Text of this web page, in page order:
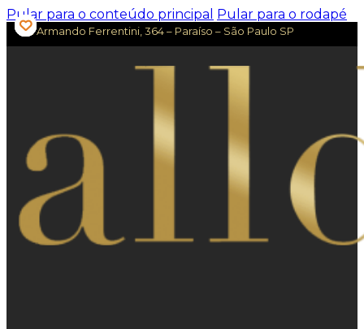
Pular para o conteúdo principal Pular para o rodapé
Av. Armando Ferrentini, 364 – Paraíso – São Paulo SP